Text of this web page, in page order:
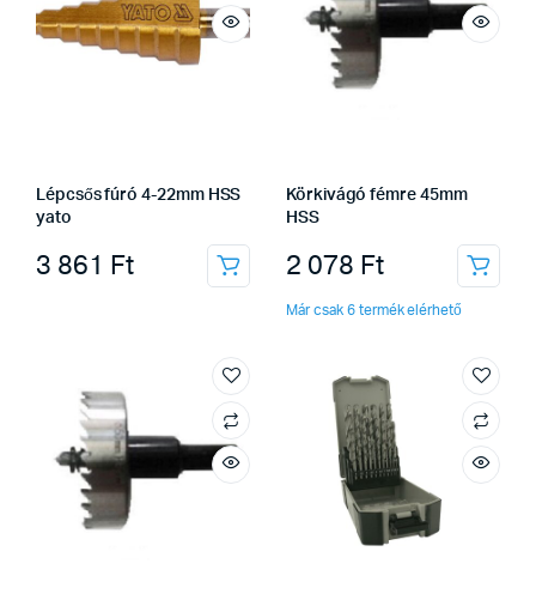
Lépcsős fúró 4-22mm HSS
yato
3 861 Ft
Körkivágó fémre 45mm
HSS
2 078 Ft
Már csak 6 termék elérhető